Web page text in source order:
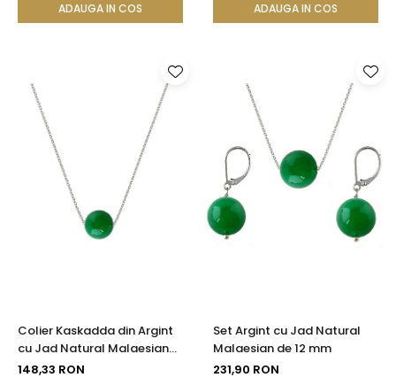
ADAUGA IN COS ADAUGA IN COS
Colier Kaskadda din Argint
cu Jad Natural Malaesian
de 8 mm
148,33 RON
Set Argint cu Jad Natural
Malaesian de 12 mm
231,90 RON